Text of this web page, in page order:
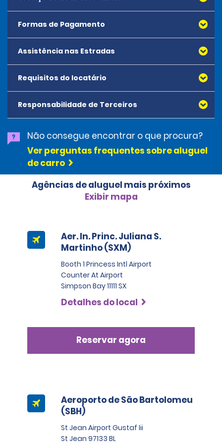
Formas de Pagamento
Assistência nas Estradas
Requisitos do locatário
Responsabilidade de Terceiros
Não consegue encontrar o que procura?
Ver perguntas frequentes sobre aluguel
de carro
Agências de aluguel mais próximos
Exibir mapa
Aer. In. Princ. Juliana S.
Martinho (SXM)
Booth 1 Princess Intl Airport
Counter At Airport
Simpson Bay 11111 SX
Detalhes do local
Reservar agora
Aeroporto de São Bartolomeu
(SBH)
St Jean Airport Gustaf Iii
St Jean 97133 BL